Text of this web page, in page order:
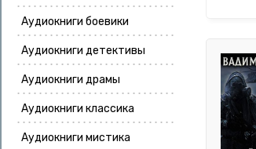
Аудиокниги боевики
Аудиокниги детективы
Аудиокниги драмы
Аудиокниги классика
Аудиокниги мистика